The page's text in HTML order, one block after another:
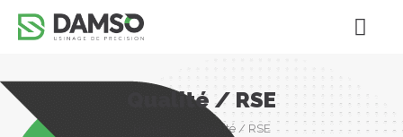
Qualité / RSE
Qualité / RSE